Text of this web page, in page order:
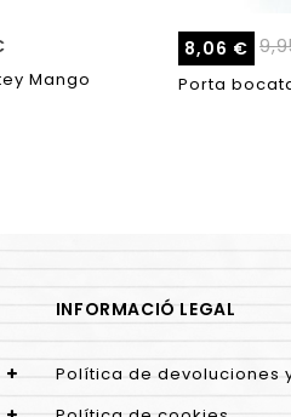
Mango
8,06 €
Porta
INFORMACIÓ LEGAL
Política de devoluciones